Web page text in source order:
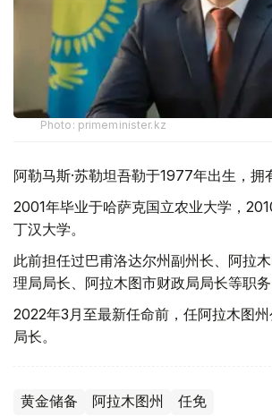
Photo: primeminister.kz
阿勒马斯·苏勒坦吾勒于1977年出生，拥
2001年毕业于哈萨克国立农业大学，
丁汉大学。
此前担任过巴甫洛达尔州副州长、阿拉
理局局长、阿拉木图市财政局局长等职务
2022年3月至最新任命前，任阿拉木图
局长。
黄金储备 阿拉木图州 任免